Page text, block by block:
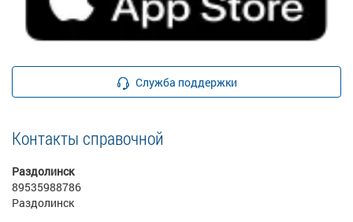
Служба поддержки
Контакты справочной
Раздолинск
89535988786
Раздолинск